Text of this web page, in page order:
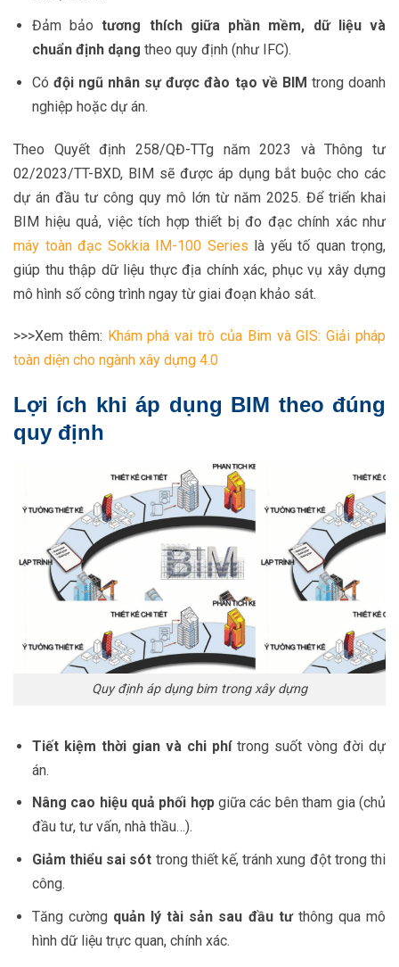
Đảm bảotương thích giữa phần mềm, dữ liệu và
chuẩn định dạng theo quy định (như IFC).
Có đội ngũ nhân sự được đào tạo về BIM trong doanh
nghiệp hoặc dự án.
Theo Quyết định 258/QĐ-TTg năm 2023 và Thông tư
02/2023/TT-BXD, BIM sẽ được áp dụng bắt buộc cho các
dự án đầu tư công quy mô lớn từ năm 2025. Để triển khai
BIM hiệu quả, việc tích hợp thiết bị đo đạc chính xác như
máy toàn đạc Sokkia IM-100 Series là yếu tố quan trọng,
giúp thu thập dữ liệu thực địa chính xác, phục vụ xây dựng
mô hình số công trình ngay từ giai đoạn khảo sát.
>>>Xem thêm: Khám phá vai trò của Bim và GIS: Giải pháp
toàn diện cho ngành xây dựng 4.0
Lợi ích khi áp dụng BIM theo đúng
quy định
Quy định áp dụng bim trong xây dựng
Tiết kiệm thời gian và chi phítrong suốt vòng đời dự
án.
Nâng cao hiệu quả phối hợpgiữa các bên tham gia (chủ
đầu tư, tư vấn, nhà thầu…).
Giảm thiểu sai sót trong thiết kế, tránh xung đột trong thi
công.
Tăng cường quản lý tài sản sau đầu tưthông qua mô
hình dữ liệu trực quan, chính xác.